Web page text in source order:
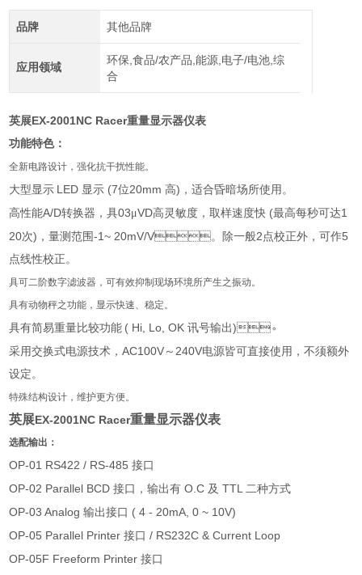
品牌 其他品牌
应用领域
环保,食品/农产品,能源,电子/电池,综
合
英展EX-2001NC Racer重量显示器仪表
功能特色：
全新电路设计，强化抗干扰性能。
大型显示 LED 显示 (7位20mm高) ，适合昏暗场所使用。
高性能A/D转换器，具03μVD高灵敏度，取样速度快 (最高每秒可达1
20次) ，量测范围-1~ 20mV/V。除一般2 点校正外，可作5
点线性校正。
具可二阶数字滤波器，可有效抑制现场环境所产生之振动。
具有动物秤之功能，显示快速、稳定。
具有简易重量比较功能 ( Hi, Lo, OK讯号输出)。
采用交换式电源技术，AC100V ～240V电源皆可直接使用，不须额外
设定。
特殊结构设计，维护更方便。
英展EX-2001NC Racer重量显示器仪表
选配输出：
OP-01 RS422 / RS-485接口
OP-02 Parallel BCD接口，输出有O.C 及TTL 二种方式
OP-03 Analog输出接口 ( 4 - 20mA, 0 ~ 10V)
OP-05 Parallel Printer接口/ RS232C & Current Loop
OP-05F Freeform Printer接口